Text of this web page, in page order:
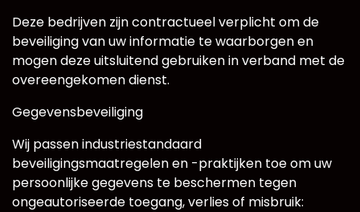
Deze bedrijven zijn contractueel verplicht om de
beveiliging van uw informatie te waarborgen en
mogen deze uitsluitend gebruiken in verband met de
overeengekomen dienst.
Gegevensbeveiliging
Wij passen industriestandaard
beveiligingsmaatregelen en -praktijken toe om uw
persoonlijke gegevens te beschermen tegen
ongeautoriseerde toegang, verlies of misbruik: